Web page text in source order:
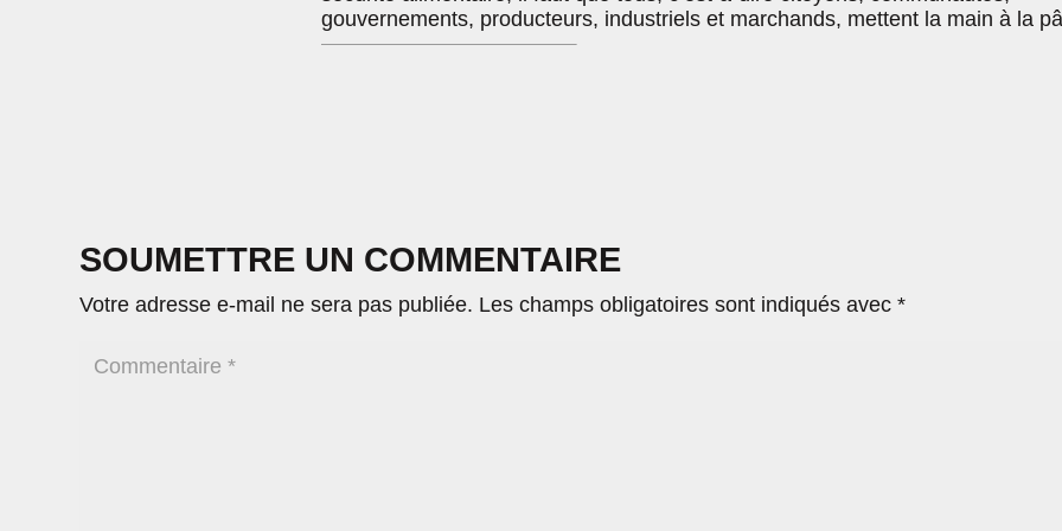
gouvernements, producteurs, industriels et marchands, mettent la main à la
SOUMETTRE UN COMMENTAIRE
Votre adresse e-mail ne sera pas publiée. Les champs obligatoires sont indiqués avec*